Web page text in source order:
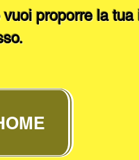
proporre la tua